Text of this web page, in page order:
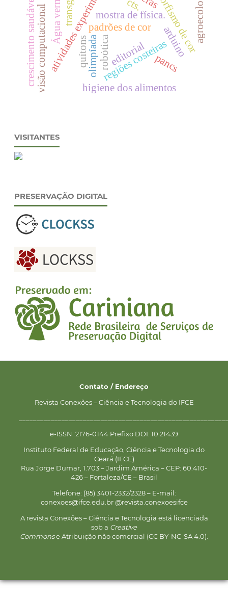
editorial
padrões de cor
atividades experimentaismostra de física.
quítons regiões costeiras
olimpíadarobótica
visão computacional
crescimento saudável cts. agroecologia
arduino
higiene dos alimentos
pancs
VISITANTES
PRESERVAÇÃO DIGITAL
Contato / Endereço
Revista Conexões – Ciência e Tecnologia do IFCE
e-ISSN: 2176-0144 Prefixo DOI: 10.21439
Instituto Federal de Educação, Ciência e Tecnologia do
Ceará (IFCE)
Rua Jorge Dumar, 1.703 – Jardim América – CEP: 60.410-
426 – Fortaleza/CE – Brasil
Telefone: (85) 3401-2332/2328 – E-mail:
conexoes@ifce.edu.br @revista.conexoesifce
A revista Conexões – Ciência e Tecnologia está licenciada
sob a Creative
Commonse Atribuição não comercial (CC BY-NC-SA 4.0).